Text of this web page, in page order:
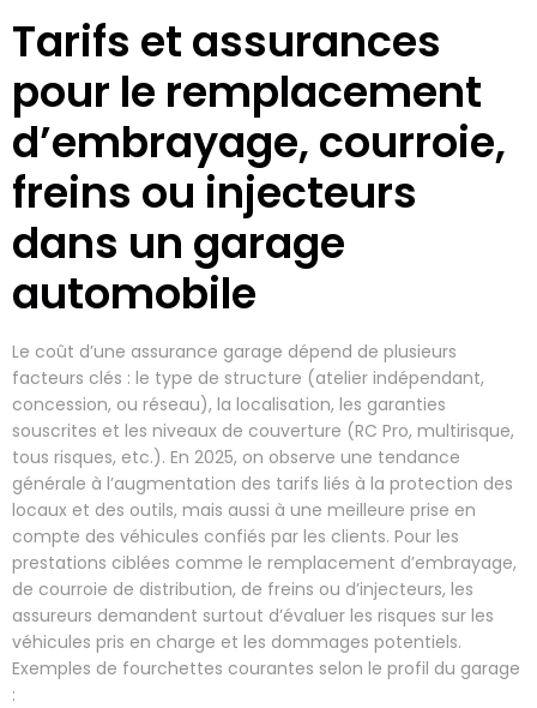
Tarifs et assurances
pour le remplacement
d’embrayage, courroie,
freins ou injecteurs
dans un garage
automobile
Le coût d’une assurance garage dépend de plusieurs
facteurs clés : le type de structure (atelier indépendant,
concession, ou réseau), la localisation, les garanties
souscrites et les niveaux de couverture (RC Pro, multirisque,
tous risques, etc.). En 2025, on observe une tendance
générale à l’augmentation des tarifs liés à la protection des
locaux et des outils, mais aussi à une meilleure prise en
compte des véhicules confiés par les clients. Pour les
prestations ciblées comme le remplacement d’embrayage,
de courroie de distribution, de freins ou d’injecteurs, les
assureurs demandent surtout d’évaluer les risques sur les
véhicules pris en charge et les dommages potentiels.
Exemples de fourchettes courantes selon le profil du garage
: